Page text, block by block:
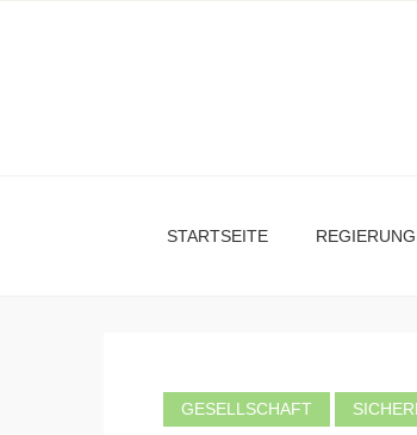
STARTSEITE REGIERUNG
GESELLSCHAFT